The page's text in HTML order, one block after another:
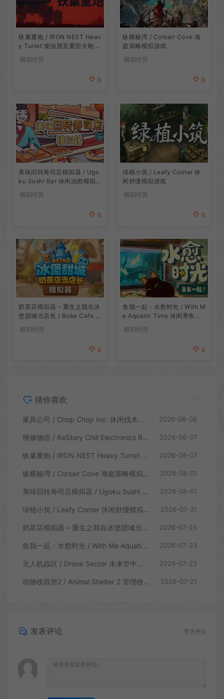
铁巢重炮 / IRON NEST Heav
y Turret 柴油朋克重型火炮游
戏
模拟经营
0
纵横秘湾 / Corsair Cove 海
盗策略模拟游戏
模拟经营
0
美味回转寿司店模拟器 / Ugo
ku Sushi Bar 休闲治愈模拟
模拟经营
0
绿植小筑 / Leafy Corner 休
闲舒缓模拟游戏
模拟经营
0
奶茶店模拟器 – 重生之我在冰
堡甜城当店长 / Boba Cafe Si
mulator 模拟经营游戏
模拟经营
0
鱼我一起：水愈时光 / With M
e Aquatic Time 休闲养鱼游
模拟经营
0
猜你喜欢
家具公司 / Chop Chop Inc. 休闲伐木建造模拟游戏 2026-08-08
维修物语 / ReStory Chill Electronics Repairs 拆解修理模拟游戏 2026-08-07
铁巢重炮 / IRON NEST Heavy Turret 柴油朋克重型火炮游戏 2026-08-07
纵横秘湾 / Corsair Cove 海盗策略模拟游戏 2026-08-01
美味回转寿司店模拟器 / Ugoku Sushi Bar 休闲治愈模拟游戏 2026-08-01
绿植小筑 / Leafy Corner 休闲舒缓模拟游戏 2026-07-31
奶茶店模拟器 – 重生之我在冰堡甜城当店长 / Boba Cafe Simulator 模拟经营游戏 2026-07-25
鱼我一起：水愈时光 / With Me Aquatic Time 休闲养鱼游戏 2026-07-23
无人机战区 / Drone Sector 未来空中炮艇游戏 2026-07-23
动物收容所2 / Animal Shelter 2 管理收容模拟游戏 2026-07-21
发表评论 暂无评论